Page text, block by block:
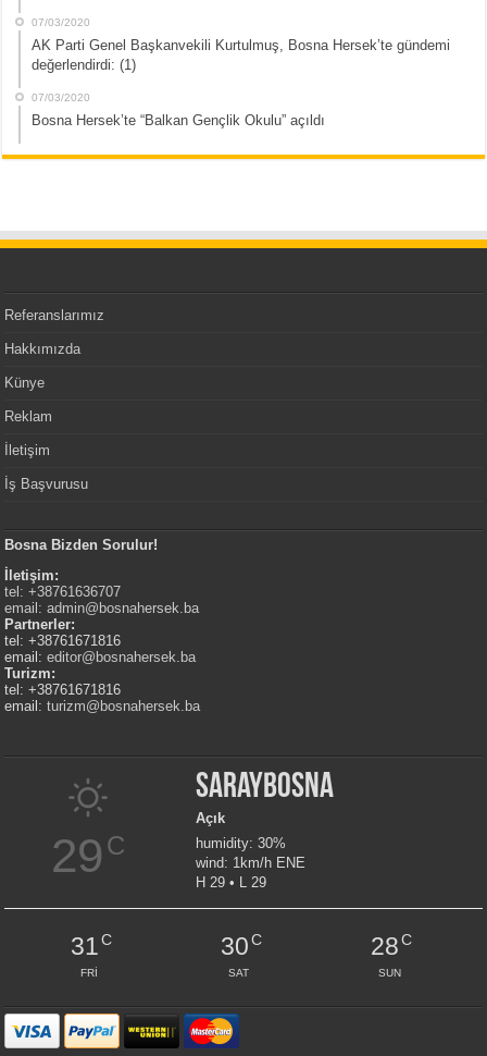
07/03/2020
AK Parti Genel Başkanvekili Kurtulmuş, Bosna Hersek’te gündemi
değerlendirdi: (1)
07/03/2020
Bosna Hersek’te “Balkan Gençlik Okulu” açıldı
Referanslarımız
Hakkımızda
Künye
Reklam
İletişim
İş Başvurusu
Bosna Bizden Sorulur!
İletişim:
tel: +38761636707
email:admin@bosnahersek.ba
Partnerler:
tel: +38761671816
email:editor@bosnahersek.ba
Turizm:
tel: +38761671816
email:turizm@bosnahersek.ba
29 C
Saraybosna
Açık
humidity: 30%
wind: 1km/h ENE
H 29 • L 29
31C
FRI
30C
SAT
28C
SUN